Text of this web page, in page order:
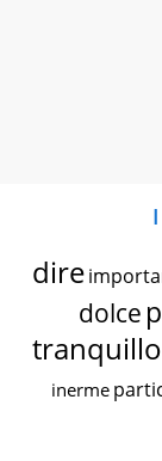
dire
dolce
tranquillo
inerme